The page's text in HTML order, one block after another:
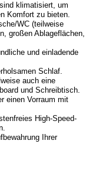
klimatisiert, um
Komfort zu bieten.
WC (teilweise
großen Ablageflächen,
und einladende
Schlaf.
auch eine
und Schreibtisch.
einen Vorraum mit
High-Speed-
Ihrer